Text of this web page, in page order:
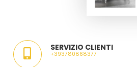
SERVIZIO CLIENTI
+393780868377